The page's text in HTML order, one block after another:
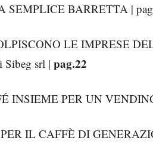
BARRETTA |
LE IMPRESE
srl | pag.22
INSIEME PER UN
IL CAFFÈ DI